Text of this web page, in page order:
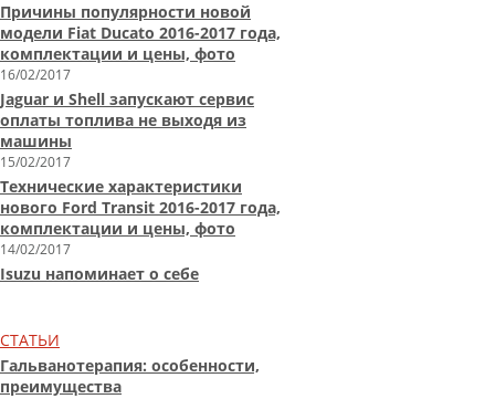
Причины популярности новой
модели Fiat Ducato 2016-2017 года,
комплектации и цены, фото
16/02/2017
Jaguar и Shell запускают сервис
оплаты топлива не выходя из
машины
15/02/2017
Технические характеристики
нового Ford Transit 2016-2017 года,
комплектации и цены, фото
14/02/2017
Isuzu напоминает о себе
СТАТЬИ
Гальванотерапия: особенности,
преимущества